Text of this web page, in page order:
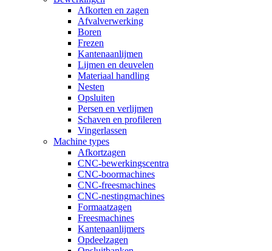
Afkorten en zagen
Afvalverwerking
Boren
Frezen
Kantenaanlijmen
Lijmen en deuvelen
Materiaal handling
Nesten
Opsluiten
Persen en verlijmen
Schaven en profileren
Vingerlassen
Machine types
Afkortzagen
CNC-bewerkingscentra
CNC-boormachines
CNC-freesmachines
CNC-nestingmachines
Formaatzagen
Freesmachines
Kantenaanlijmers
Opdeelzagen